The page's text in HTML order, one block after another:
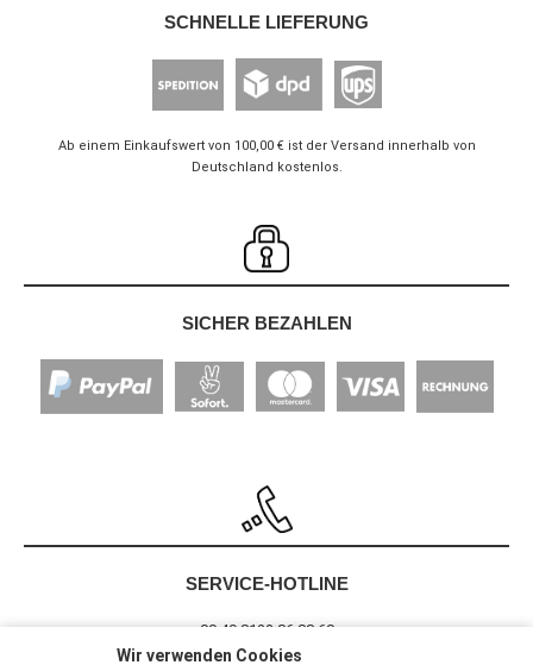
SCHNELLE LIEFERUNG
Ab einem Einkaufswert von 100,00 € ist der Versand innerhalb von
Deutschland kostenlos.
SICHER BEZAHLEN
SERVICE-HOTLINE
00 49 8122 86 88 60
Wir verwenden Cookies